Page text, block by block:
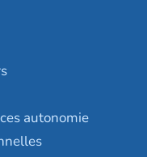
autonomie